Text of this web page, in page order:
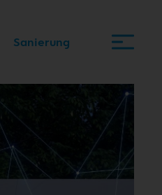
Sanierung